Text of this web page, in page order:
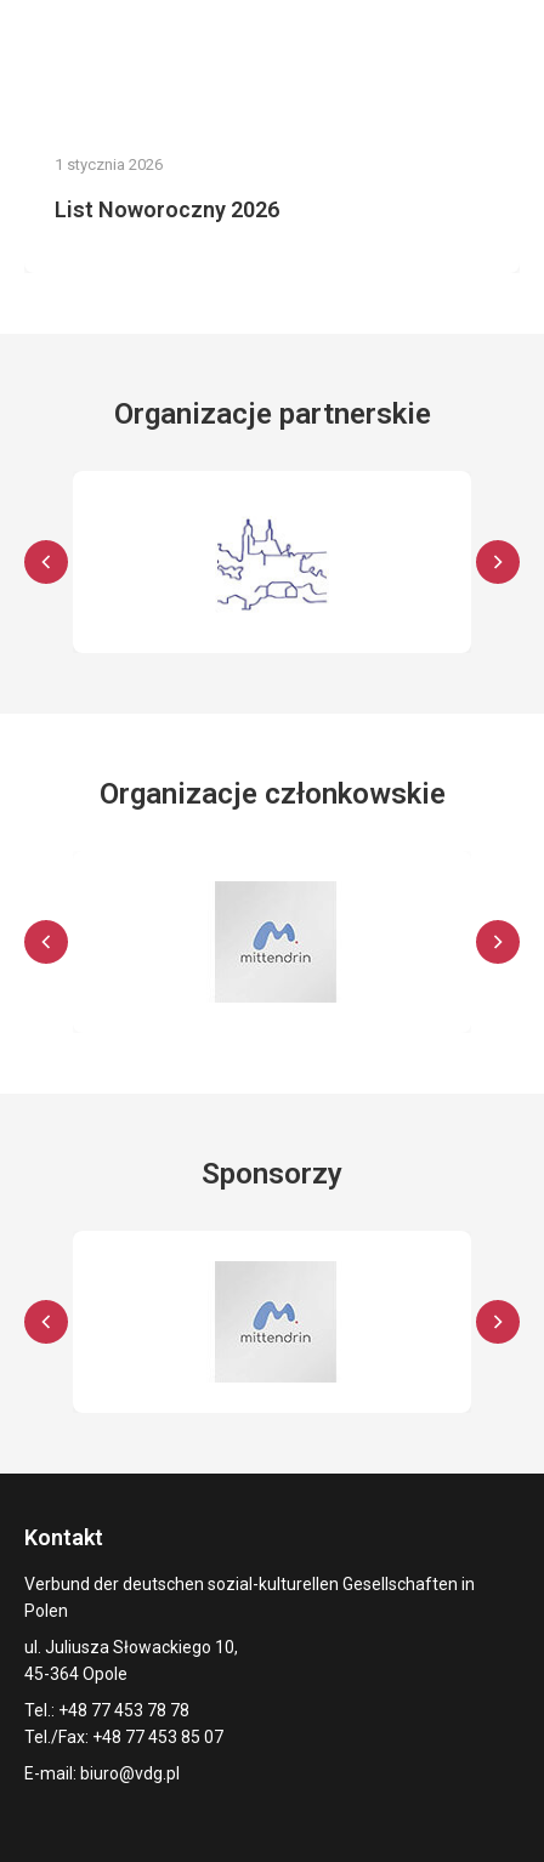
1 stycznia 2026
List Noworoczny 2026
Organizacje partnerskie
Organizacje członkowskie
Sponsorzy
Kontakt
Verbund der deutschen sozial-kulturellen Gesellschaften in
Polen
ul. Juliusza Słowackiego 10,
45-364 Opole
Tel.: +48 77 453 78 78
Tel./Fax: +48 77 453 85 07
E-mail: biuro@vdg.pl